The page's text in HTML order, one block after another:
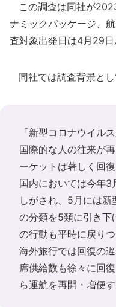
この調査は同社が
ナミックパッケージ、
査対象出発日は4月29日
同社では調査背景とし
「新型コロナウイル
国際的な人の往来が
ーケットは著しく回復
国内においては今年3
しがされ、5月には
の分類を5類に引き下
の行動も平時に戻りつ
海外旅行では回復の
席供給数も徐々に回
ら運航を再開・増便